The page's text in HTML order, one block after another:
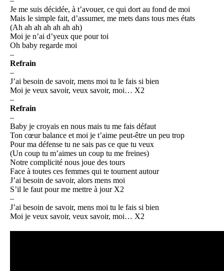
Je me suis décidée, à t’avouer, ce qui dort au fond de moi
Mais le simple fait, d’assumer, me mets dans tous mes états
(Ah ah ah ah ah ah ah)
Moi je n’ai d’yeux que pour toi
Oh baby regarde moi
–
Refrain
–
J’ai besoin de savoir, mens moi tu le fais si bien
Moi je veux savoir, veux savoir, moi… X2
–
Refrain
–
Baby je croyais en nous mais tu me fais défaut
Ton cœur balance et moi je t’aime peut-être un peu trop
Pour ma défense tu ne sais pas ce que tu veux
(Un coup tu m’aimes un coup tu me freines)
Notre complicité nous joue des tours
Face à toutes ces femmes qui te tournent autour
J’ai besoin de savoir, alors mens moi
S’il le faut pour me mettre à jour X2
–
J’ai besoin de savoir, mens moi tu le fais si bien
Moi je veux savoir, veux savoir, moi… X2